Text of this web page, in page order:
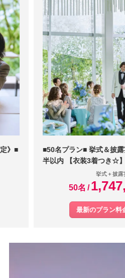
》■
■50名プラン■ 挙式＆披
半以内 【衣装3着つき☆】
挙式＋披露
50名
最新のプラン料